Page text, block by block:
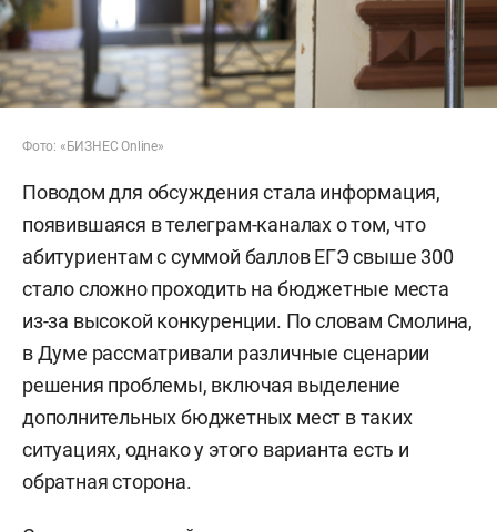
Фото: «БИЗНЕС Online»
Поводом для обсуждения стала информация,
появившаяся в телеграм-каналах о том, что
абитуриентам с суммой баллов ЕГЭ свыше 300
стало сложно проходить на бюджетные места
из-за высокой конкуренции. По словам Смолина,
в Думе рассматривали различные сценарии
решения проблемы, включая выделение
дополнительных бюджетных мест в таких
ситуациях, однако у этого варианта есть и
обратная сторона.